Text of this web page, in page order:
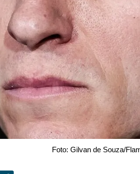
Foto: Gilvan de Souza/